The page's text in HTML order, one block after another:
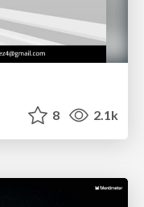
8 2.1k